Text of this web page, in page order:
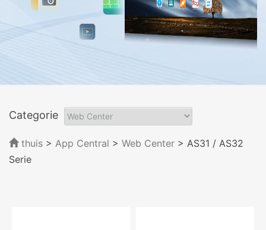
Categorie
thuis > App Central > Web Center > AS31 / AS32
Serie